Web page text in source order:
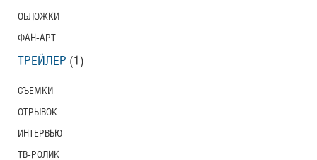
ОБЛОЖКИ
ФАН-АРТ
ТРЕЙЛЕР (1)
СЪЕМКИ
ОТРЫВОК
ИНТЕРВЬЮ
ТВ-РОЛИК